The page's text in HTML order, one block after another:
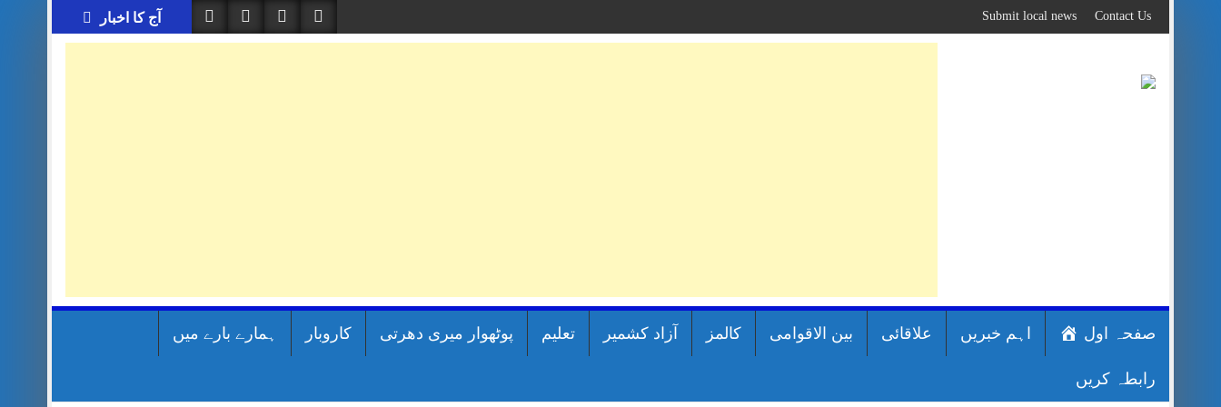
to
content
آج کا اخبار Contact Us
Submit local news
صفحہ اول اہم خبریں علاقائی بین الاقوامی کالمز آزاد کشمیر تعلیم پوٹھوار میری دھرتی کاروبار ہمارے بارے میں
رابطہ کریں